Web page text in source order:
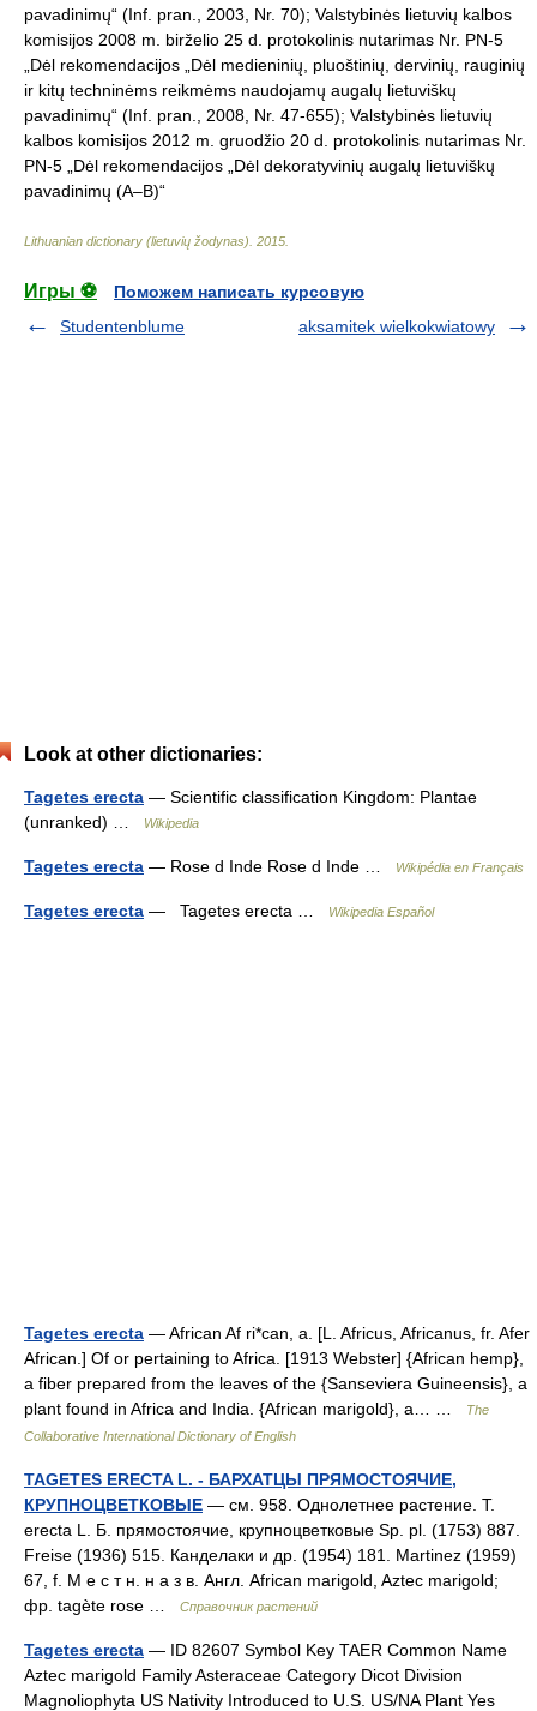
pavadinimų“ (Inf. pran., 2003, Nr. 70); Valstybinės lietuvių kalbos
komisijos 2008 m. birželio 25 d. protokolinis nutarimas Nr. PN-5
„Dėl rekomendacijos „Dėl medieninių, pluoštinių, dervinių, rauginių
ir kitų techninėms reikmėms naudojamų augalų lietuviškų
pavadinimų“ (Inf. pran., 2008, Nr. 47-655); Valstybinės lietuvių
kalbos komisijos 2012 m. gruodžio 20 d. protokolinis nutarimas Nr.
PN-5 „Dėl rekomendacijos „Dėl dekoratyvinių augalų lietuviškų
pavadinimų (A–B)“
Lithuanian dictionary (lietuvių žodynas) 2015
Игры ⚽
Поможем написать курсовую
Studentenblume
aksamitek wielkokwiatowy
Look at other dictionaries:
Tagetes erecta — Scientific classification Kingdom: Plantae
(unranked) …
Wikipedia
Tagetes erecta — Rose d Inde Rose d Inde … Wikipédia en Français
Tagetes erecta — Tagetes erecta … Wikipedia Español
Tagetes erecta — African Af ri*can, a. [L. Africus, Africanus, fr. Afer
African.] Of or pertaining to Africa. [1913 Webster] {African hemp},
a fiber prepared from the leaves of the {Sanseviera Guineensis}, a
plant found in Africa and India. {African marigold}, a… …
The
Collaborative International Dictionary of English
TAGETES ERECTA L. - БАРХАТЦЫ ПРЯМОСТОЯЧИЕ,
КРУПНОЦВЕТКОВЫЕ — см. 958. Однолетнее растение. Т.
erecta L. Б. прямостоячие, крупноцветковые Sp. pl. (1753) 887.
Freise (1936) 515. Канделаки и др. (1954) 181. Martinez (1959)
67, f. М е с т н. н а з в. Англ. African marigold, Aztec marigold;
фр. tagète rose …
Справочник растений
Tagetes erecta — ID 82607 Symbol Key TAER Common Name
Aztec marigold Family Asteraceae Category Dicot Division
Magnoliophyta US Nativity Introduced to U.S. US/NA Plant Yes